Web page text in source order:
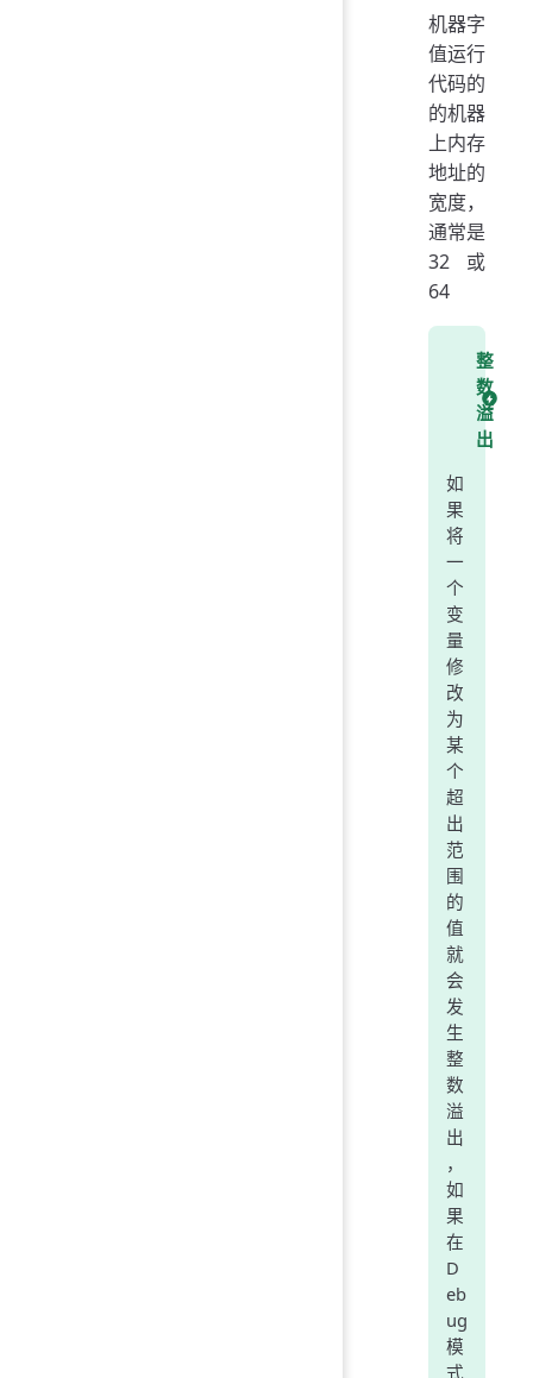
机器字
值运行
代码的
的机器
上内存
地址的
宽度，
通常是
32 或
64
整
数
溢
出
如
果
将
一
个
变
量
修
改
为
某
个
超
出
范
围
的
值
就
会
发
生
整
数
溢
出
，
如
果
在
D
eb
ug
模
式